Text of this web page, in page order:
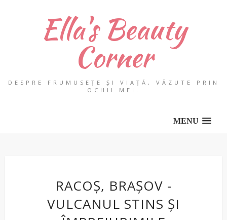
Ella's Beauty
Corner
DESPRE FRUMUSEȚE ȘI VIAȚĂ, VĂZUTE PRIN
OCHII MEI.
MENU
RACOȘ, BRAȘOV -
VULCANUL STINS ȘI